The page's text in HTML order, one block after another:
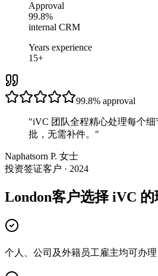
Approval
99.8%
internal CRM
Years experience
15+
99.8% approval
"iVC 团队全程精心处理每个
批，无需补件。 "
Naphatsorn P. 女士
投资签证客户 · 2024
London客户选择 iVC 的
个人、公司及外籍员工雇主均可办理